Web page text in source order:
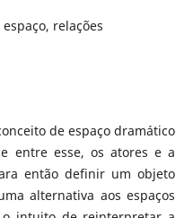
relações
de espaço dramático
entre esse, os atores e a
então definir um objeto
alternativa aos espaços